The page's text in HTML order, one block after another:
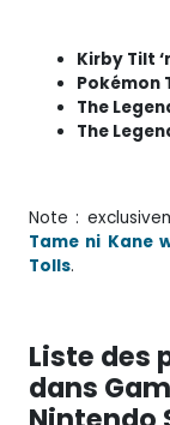
Kirby Tilt
Pokémon
The
The
Note :
Tame ni Kane
Tolls.
Liste des
dans